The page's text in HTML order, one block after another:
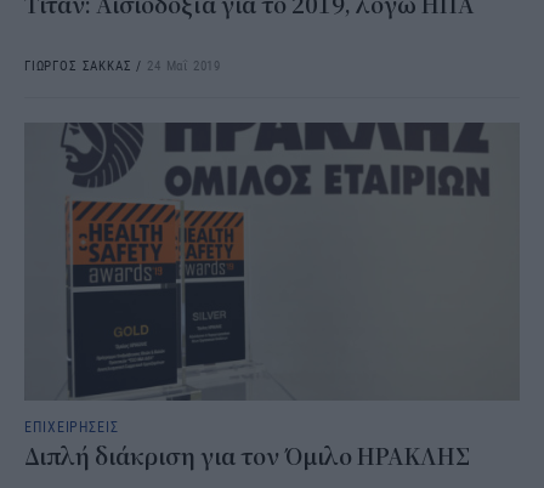
ΓΙΩΡΓΟΣ ΣΑΚΚΑΣ / 24 Μαΐ 2019
ΕΠΙΧΕΙΡΗΣΕΙΣ
Διπλή διάκριση για τον Όμιλο ΗΡΑΚΛΗΣ